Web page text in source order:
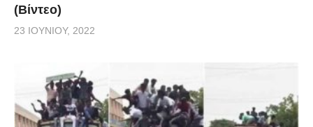
(Βίντεο)
23 ΙΟΥΝΊΟΥ, 2022